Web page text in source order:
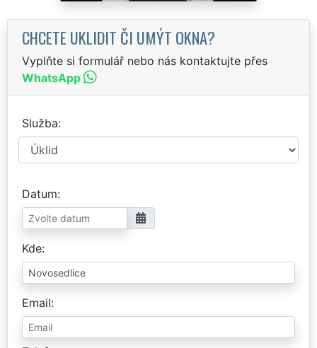
CHCETE UKLIDIT ČI UMÝT OKNA?
Vyplňte si formulář nebo nás kontaktujte přes
WhatsApp
Služba
Datum
Kde
Email